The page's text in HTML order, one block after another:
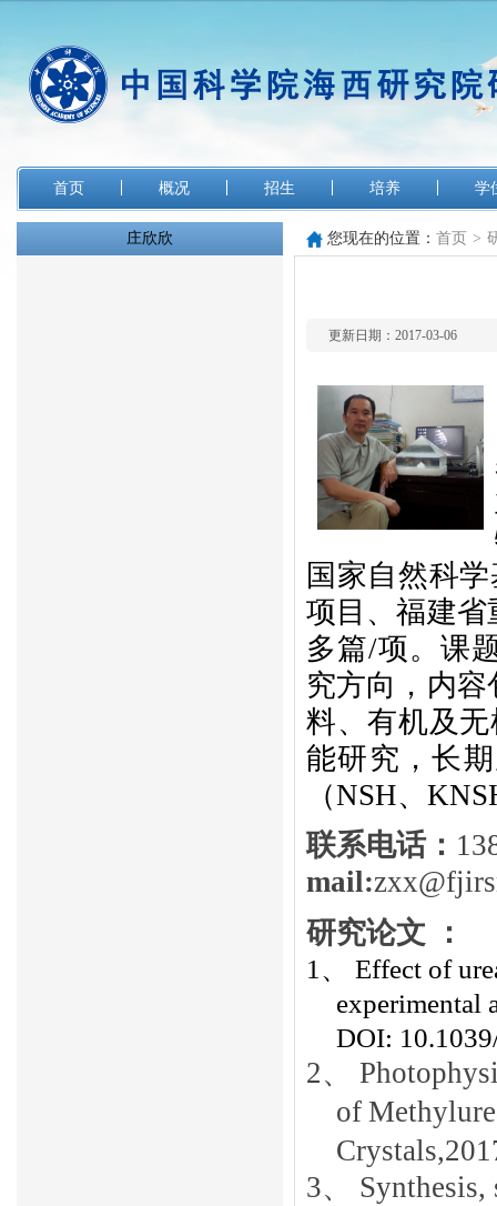
首页 概况 招生 培养 学
庄欣欣 您现在的位置： 首页 >
更新日期：2017-03-06
国家自然科
项目、福建省
多篇/项。课
究方向，内
料、有机及
能研究，长
（NSH、
联系电话：
mail:zxx
研究论文
：
1、
Effect of
experimental
DOI:
2、
of
3、